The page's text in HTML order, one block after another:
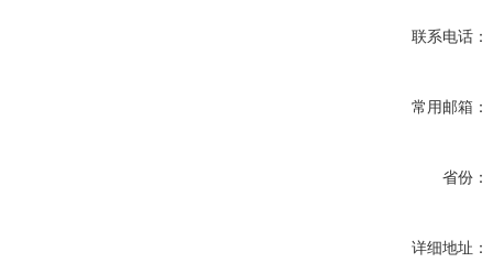
联系电话：
常用邮箱：
省份：
详细地址：